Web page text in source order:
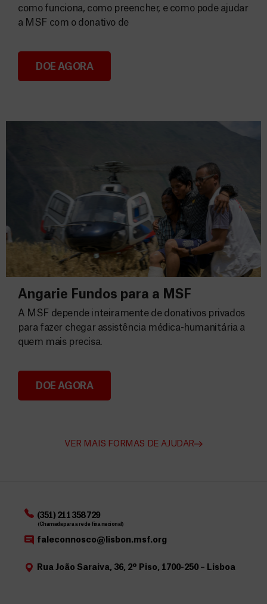
Consignação do IRS 2026
como funciona, como preencher, e como pode ajudar
a MSF com o donativo de
DOE AGORA
Angarie Fundos para a MSF
Angarie Fundos para a MSF
A MSF depende inteiramente de donativos privados
para fazer chegar assistência médica-humanitária a
quem mais precisa.
DOE AGORA
VER MAIS FORMAS DE AJUDAR
(351) 211 358 729
(Chamada para a rede fixa nacional)
faleconnosco@lisbon.msf.org
Rua João Saraiva, 36, 2º Piso, 1700-250 – Lisboa